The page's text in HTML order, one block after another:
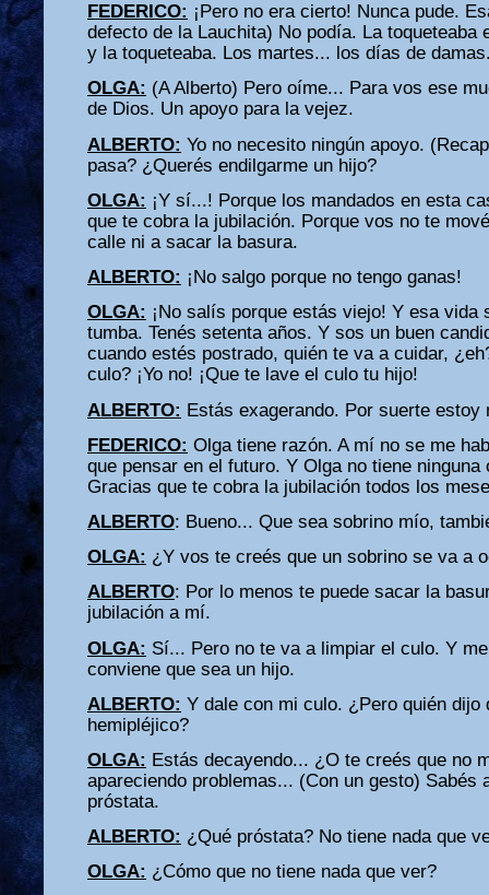
FEDERICO: ¡Pero no era cierto! Nunca pude.
defecto de la Lauchita) No podía. La toqueteaba
y la toqueteaba. Los martes... los días de
OLGA: (A Alberto) Pero oíme... Para vos ese
de Dios. Un apoyo para la vejez.
ALBERTO: Yo no necesito ningún apoyo.
pasa? ¿Querés endilgarme un hijo?
OLGA: ¡Y sí...! Porque los mandados en esta
que te cobra la jubilación. Porque vos no te
calle ni a sacar la basura.
ALBERTO: ¡No salgo porque no tengo ganas!
OLGA: ¡No salís porque estás viejo! Y esa vida
tumba. Tenés setenta años. Y sos un buen
cuando estés postrado, quién te va a cuidar,
culo? ¡Yo no! ¡Que te lave el culo tu hijo!
ALBERTO: Estás exagerando. Por suerte estoy
FEDERICO: Olga tiene razón. A mí no se me
que pensar en el futuro. Y Olga no tiene
Gracias que te cobra la jubilación todos los
ALBERTO: Bueno... Que sea sobrino mío,
OLGA: ¿Y vos te creés que un sobrino se va a
ALBERTO: Por lo menos te puede sacar la
jubilación a mí.
OLGA: Sí... Pero no te va a limpiar el culo. Y
conviene que sea un hijo.
ALBERTO: Y dale con mi culo. ¿Pero quién dijo
hemipléjico?
OLGA: Estás decayendo... ¿O te creés que no
apareciendo problemas... (Con un gesto) Sabés
próstata.
ALBERTO: ¿Qué próstata? No tiene nada que
OLGA: ¿Cómo que no tiene nada que ver?